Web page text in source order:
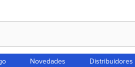
Novedades Distribuidores